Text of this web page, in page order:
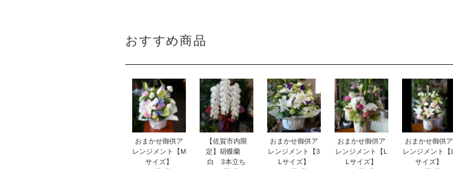
おすすめ商品
おまかせ御供ア
レンジメント【M
サイズ】
【佐賀市内限
定】胡蝶蘭
白 3本立ち
おまかせ御供ア
レンジメント【3
Lサイズ】
おまかせ御供ア
レンジメント【L
Lサイズ】
おまかせ御供ア
レンジメント【L
サイズ】